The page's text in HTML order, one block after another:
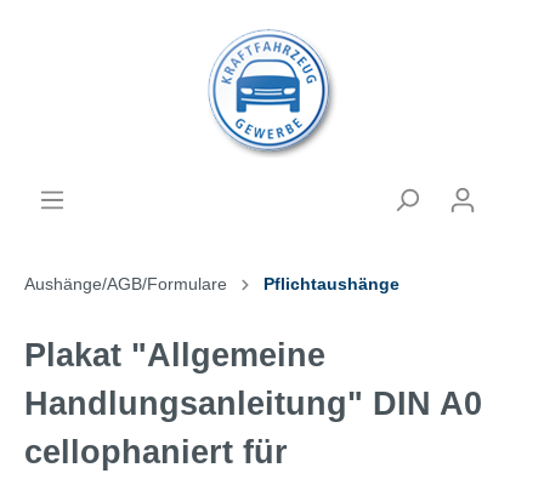
Aushänge/AGB/Formulare Pflichtaushänge
Plakat "Allgemeine
Handlungsanleitung" DIN A0
cellophaniert für